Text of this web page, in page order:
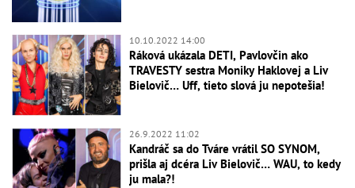
10.10.2022 14:00
Ráková ukázala DETI, Pavlovčin ako
TRAVESTY sestra Moniky Haklovej a Liv
Bielovič… Uff, tieto slová ju nepotešia!
26.9.2022 11:02
Kandráč sa do Tváre vrátil SO SYNOM,
prišla aj dcéra Liv Bielovič… WAU, to kedy
ju mala?!